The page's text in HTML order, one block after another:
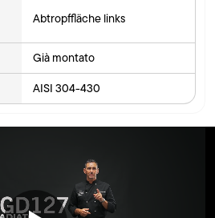
Abtropffläche links
Già montato
AISI 304-430